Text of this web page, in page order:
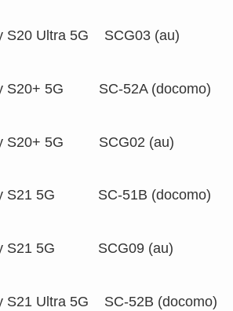
S20 Ultra 5G SCG03 (au)
S20+ 5G SC-52A (docomo)
S20+ 5G SCG02 (au)
S21 5G SC-51B (docomo)
S21 5G SCG09 (au)
S21 Ultra 5G SC-52B (docomo)